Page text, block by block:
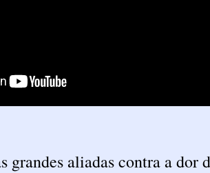
grandes aliadas contra a dor